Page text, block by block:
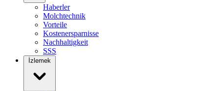
Haberler
Molchtechnik
Vorteile
Kostenersparnisse
Nachhaltigkeit
SSS
İzlemek